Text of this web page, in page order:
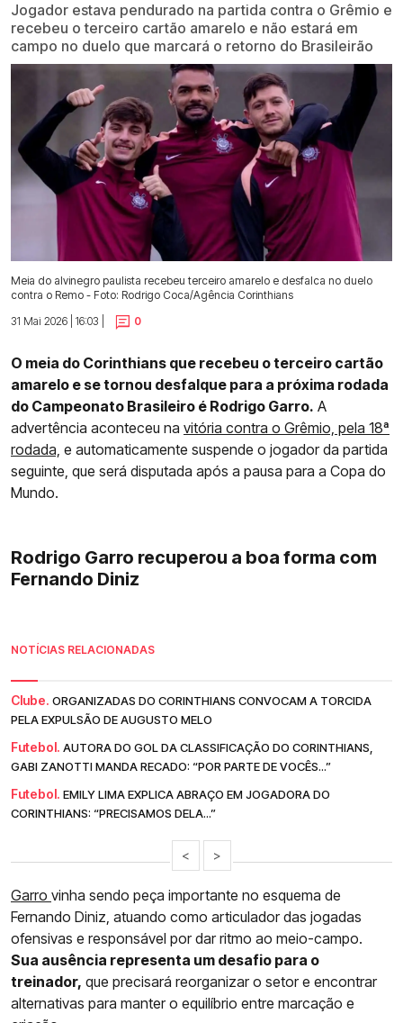
Jogador estava pendurado na partida contra o Grêmio e
recebeu o terceiro cartão amarelo e não estará em
campo no duelo que marcará o retorno do Brasileirão
Meia do alvinegro paulista recebeu terceiro amarelo e desfalca no duelo
contra o Remo - Foto: Rodrigo Coca/Agência Corinthians
31 Mai 2026 | 16:03 |
0
O meia do Corinthians que recebeu o terceiro cartão
amarelo e se tornou desfalque para a próxima rodada
do Campeonato Brasileiro é Rodrigo Garro. A
advertência aconteceu na vitória contra o Grêmio, pela 18ª
rodada, e automaticamente suspende o jogador da partida
seguinte, que será disputada após a pausa para a Copa do
Mundo.
Rodrigo Garro recuperou a boa forma com
Fernando Diniz
NOTÍCIAS RELACIONADAS
Clube. ORGANIZADAS DO CORINTHIANS CONVOCAM A TORCIDA
PELA EXPULSÃO DE AUGUSTO MELO
Futebol. AUTORA DO GOL DA CLASSIFICAÇÃO DO CORINTHIANS,
GABI ZANOTTI MANDA RECADO: “POR PARTE DE VOCÊS...”
Futebol. EMILY LIMA EXPLICA ABRAÇO EM JOGADORA DO
CORINTHIANS: “PRECISAMOS DELA...”
< >
Garro vinha sendo peça importante no esquema de
Fernando Diniz, atuando como articulador das jogadas
ofensivas e responsável por dar ritmo ao meio-campo.
Sua ausência representa um desafio para o
treinador, que precisará reorganizar o setor e encontrar
alternativas para manter o equilíbrio entre marcação e